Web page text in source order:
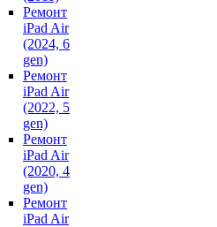
Ремонт
iPad Air
(2024, 6
gen)
Ремонт
iPad Air
(2022, 5
gen)
Ремонт
iPad Air
(2020, 4
gen)
Ремонт
iPad Air